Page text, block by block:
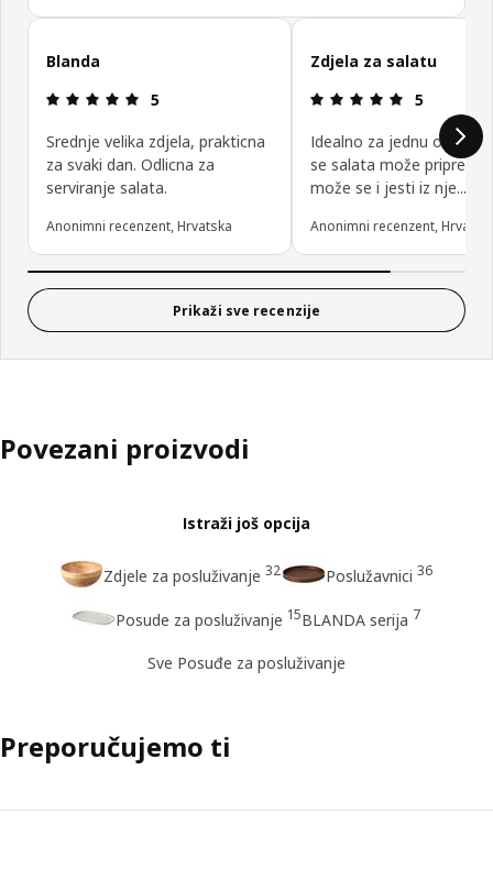
Preskoči recenzije kupaca
Blanda
Ocjena i recenzija: 5 od 5 zvjezdica.
5
Srednje velika zdjela, prakticna
za svaki dan. Odlicna za
serviranje salata.
Anonimni recenzent, Hrvatska
Zdjela za salatu
Ocjena i
5
Idealno za jednu
se salata može
može se i jesti iz nje...
Anonimni recenzent,
Prikaži sve recenzije
Povezani proizvodi
Istraži još opcija
Zdjele za posluživanje 32 Poslužavnici 36
Posude za posluživanje 15BLANDA serija 7
Sve Posuđe za posluživanje
Preporučujemo ti